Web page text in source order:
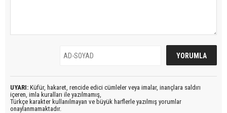
UYARI: Küfür, hakaret, rencide edici cümleler veya imalar, inançlara saldırı
içeren, imla kuralları ile yazılmamış,
Türkçe karakter kullanılmayan ve büyük harflerle yazılmış yorumlar
onaylanmamaktadır.